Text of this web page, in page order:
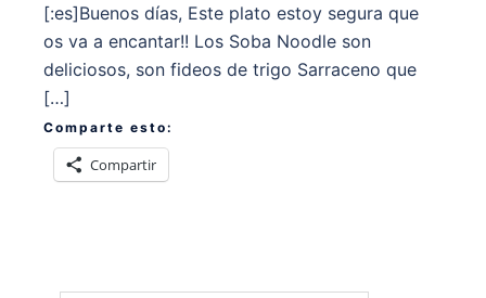
[:es]Buenos días, Este plato estoy segura que
os va a encantar!! Los Soba Noodle son
deliciosos, son fideos de trigo Sarraceno que
[…]
Comparte esto:
Compartir